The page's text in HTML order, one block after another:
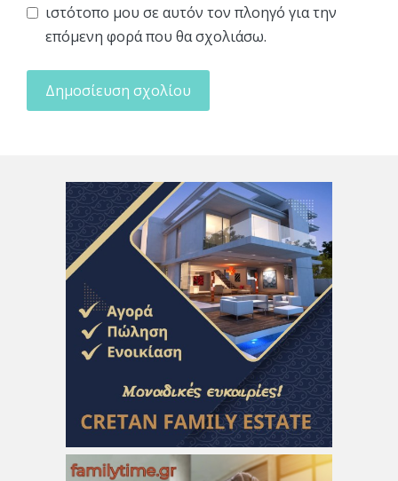
ιστότοπο μου σε αυτόν τον πλοηγό για την
επόμενη φορά που θα σχολιάσω.